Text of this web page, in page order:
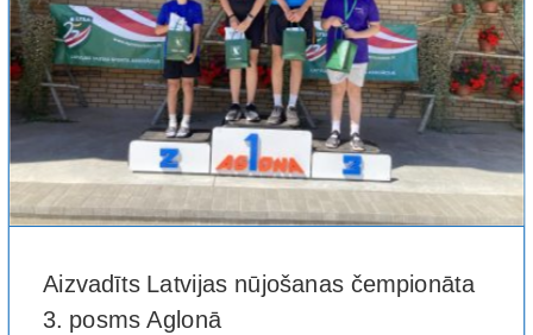
Aizvadīts Latvijas nūjošanas čempionāta
3. posms Aglonā